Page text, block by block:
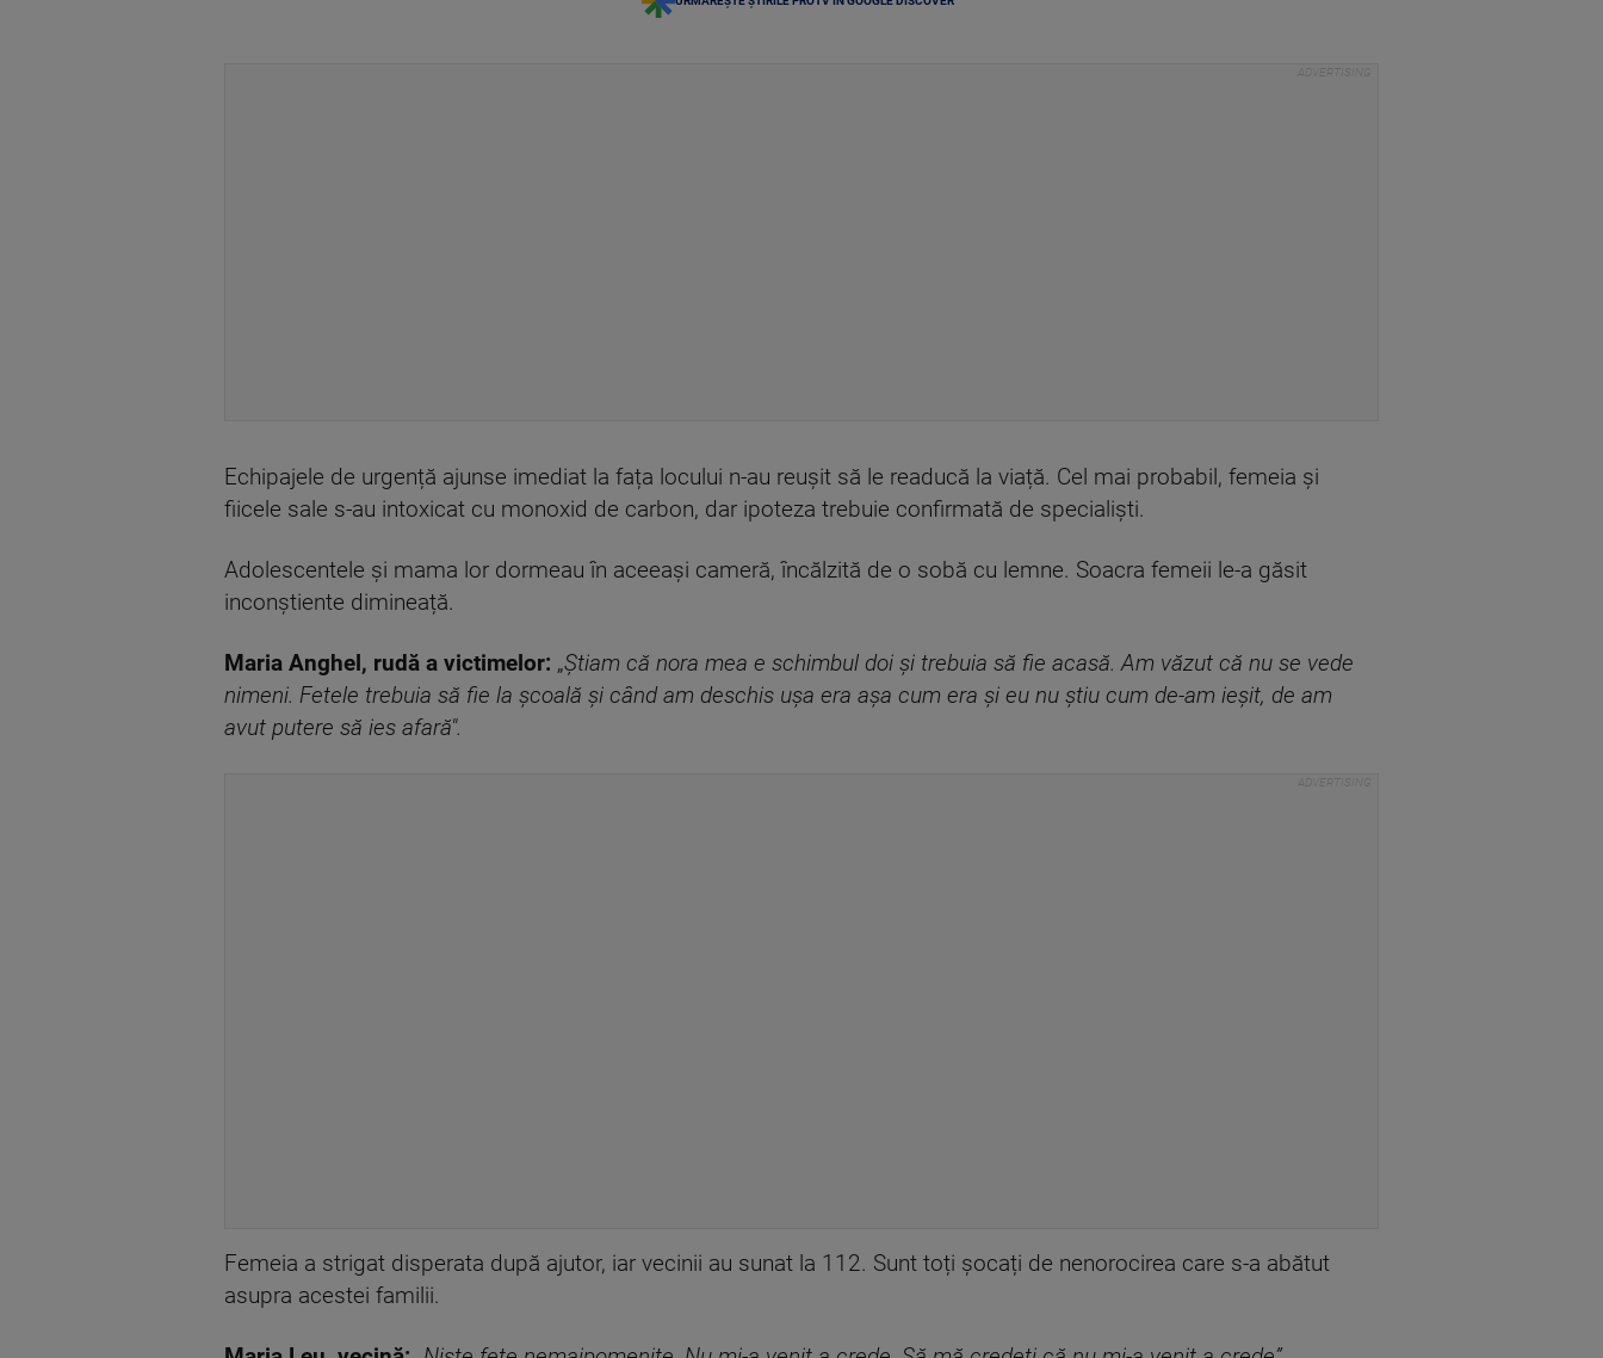
Echipajele de urgență ajunse imediat la fața locului n-au reușit să le readucă la viață. Cel mai probabil, femeia și
fiicele sale s-au intoxicat cu monoxid de carbon, dar ipoteza trebuie confirmată de specialiști.
Adolescentele și mama lor dormeau în aceeași cameră, încălzită de o sobă cu lemne. Soacra femeii le-a găsit
inconștiente dimineață.
Maria Anghel, rudă a victimelor: „Știam că nora mea e schimbul doi și trebuia să fie acasă. Am văzut că nu se vede
nimeni. Fetele trebuia să fie la școală și când am deschis ușa era așa cum era și eu nu știu cum de-am ieșit, de am
avut putere să ies afară".
Femeia a strigat disperata după ajutor, iar vecinii au sunat la 112. Sunt toți șocați de nenorocirea care s-a abătut
asupra acestei familii.